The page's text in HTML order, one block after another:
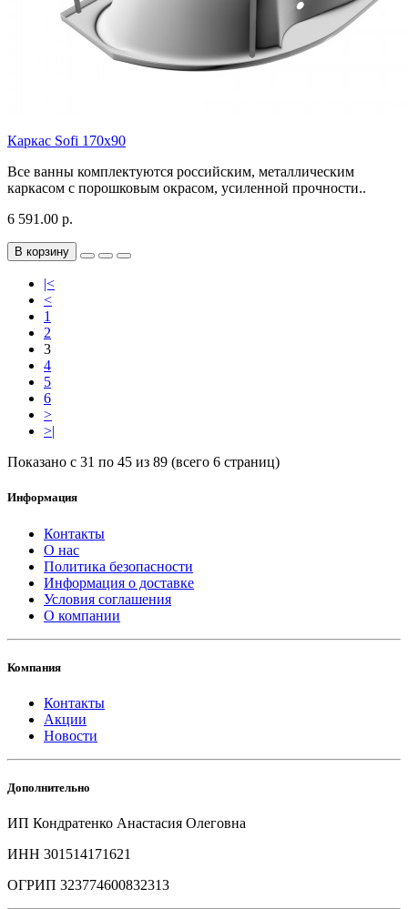
Каркас Sofi 170х90
Все ванны комплектуются российским, металлическим
каркасом с порошковым окрасом, усиленной прочности..
6 591.00 р.
В корзину
|<
<
1
2
3
4
5
6
>
>|
Показано с 31 по 45 из 89 (всего 6 страниц)
Информация
Контакты
О нас
Политика безопасности
Информация о доставке
Условия соглашения
О компании
Компания
Контакты
Акции
Новости
Дополнительно
ИП Кондратенко Анастасия Олеговна
ИНН 301514171621
ОГРИП 323774600832313